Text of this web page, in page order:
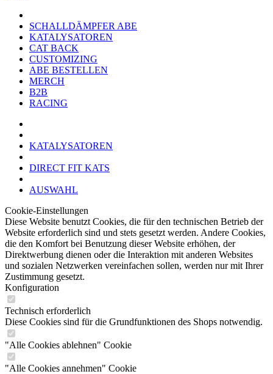
SCHALLDÄMPFER ABE
KATALYSATOREN
CAT BACK
CUSTOMIZING
ABE BESTELLEN
MERCH
B2B
RACING
KATALYSATOREN
DIRECT FIT KATS
AUSWAHL
Cookie-Einstellungen
Diese Website benutzt Cookies, die für den technischen Betrieb der
Website erforderlich sind und stets gesetzt werden. Andere Cookies,
die den Komfort bei Benutzung dieser Website erhöhen, der
Direktwerbung dienen oder die Interaktion mit anderen Websites
und sozialen Netzwerken vereinfachen sollen, werden nur mit Ihrer
Zustimmung gesetzt.
Konfiguration
Technisch erforderlich
Diese Cookies sind für die Grundfunktionen des Shops notwendig.
"Alle Cookies ablehnen" Cookie
"Alle Cookies annehmen" Cookie